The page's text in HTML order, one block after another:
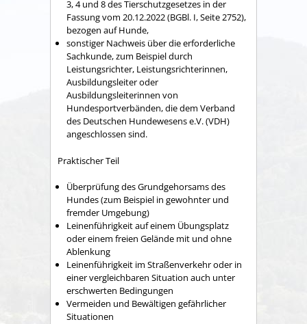
3, 4 und 8 des Tierschutzgesetzes in der
Fassung vom 20.12.2022 (BGBl. I, Seite 2752),
bezogen auf Hunde,
sonstiger Nachweis über die erforderliche
Sachkunde, zum Beispiel durch
Leistungsrichter, Leistungsrichterinnen,
Ausbildungsleiter oder
Ausbildungsleiterinnen von
Hundesportverbänden, die dem Verband
des Deutschen Hundewesens e.V. (VDH)
angeschlossen sind.
Praktischer Teil
Überprüfung des Grundgehorsams des
Hundes (zum Beispiel in gewohnter und
fremder Umgebung)
Leinenführigkeit auf einem Übungsplatz
oder einem freien Gelände mit und ohne
Ablenkung
Leinenführigkeit im Straßenverkehr oder in
einer vergleichbaren Situation auch unter
erschwerten Bedingungen
Vermeiden und Bewältigen gefährlicher
Situationen